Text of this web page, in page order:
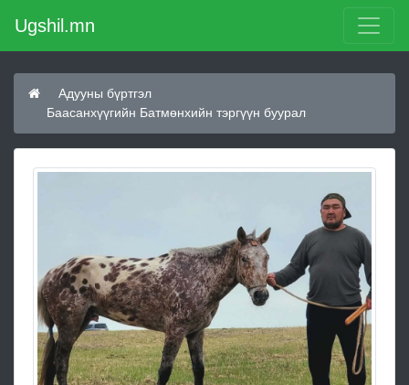
Ugshil.mn
Адууны бүртгэл
Баасанхүүгийн Батмөнхийн тэргүүн буурал